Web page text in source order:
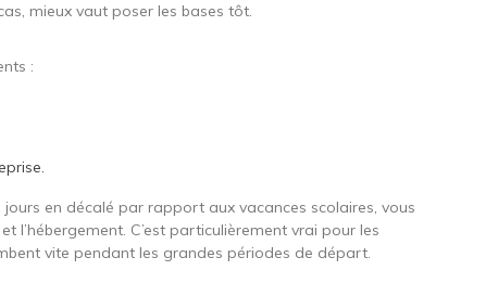
mieux vaut poser les bases tôt.
:
en décalé par rapport aux vacances scolaires, vous
l’hébergement. C’est particulièrement vrai pour les
vite pendant les grandes périodes de départ.